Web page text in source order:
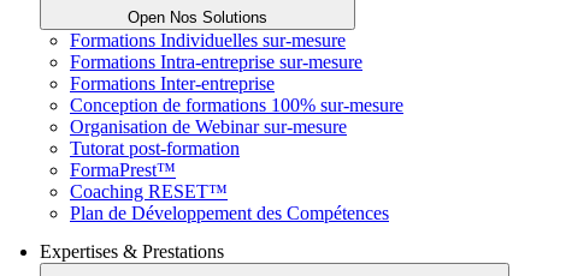
Open Nos Solutions
Formations Individuelles sur-mesure
Formations Intra-entreprise sur-mesure
Formations Inter-entreprise
Conception de formations 100% sur-mesure
Organisation de Webinar sur-mesure
Tutorat post-formation
FormaPrest™
Coaching RESET™
Plan de Développement des Compétences
Expertises & Prestations